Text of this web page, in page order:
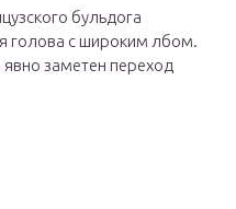
бульдога
голова с широким лбом.
заметен переход